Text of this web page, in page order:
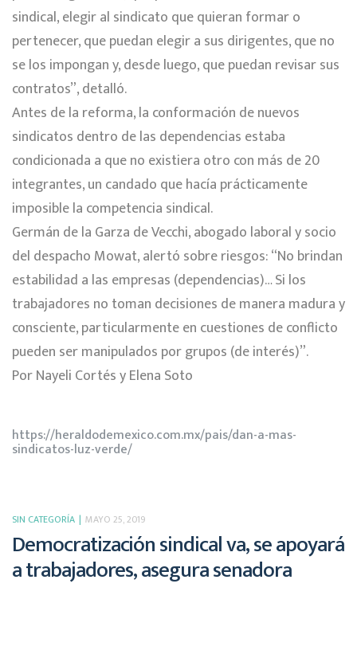
sindical, elegir al sindicato que quieran formar o
pertenecer, que puedan elegir a sus dirigentes, que no
se los impongan y, desde luego, que puedan revisar sus
contratos”, detalló.
Antes de la reforma, la conformación de nuevos
sindicatos dentro de las dependencias estaba
condicionada a que no existiera otro con más de 20
integrantes, un candado que hacía prácticamente
imposible la competencia sindical.
Germán de la Garza de Vecchi, abogado laboral y socio
del despacho Mowat, alertó sobre riesgos: “No brindan
estabilidad a las empresas (dependencias)… Si los
trabajadores no toman decisiones de manera madura y
consciente, particularmente en cuestiones de conflicto
pueden ser manipulados por grupos (de interés)”.
Por Nayeli Cortés y Elena Soto
https://heraldodemexico.com.mx/pais/dan-a-mas-
sindicatos-luz-verde/
SIN CATEGORÍA MAYO 25, 2019
Democratización sindical va, se apoyará
a trabajadores, asegura senadora